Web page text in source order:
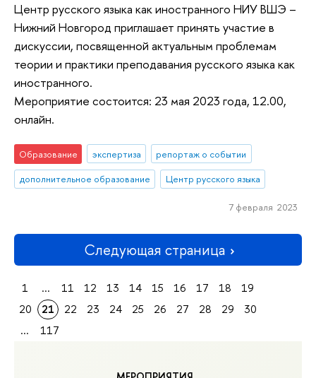
Центр русского языка как иностранного НИУ ВШЭ –
Нижний Новгород приглашает принять участие в
дискуссии, посвященной актуальным проблемам
теории и практики преподавания русского языка как
иностранного.
Мероприятие состоится: 23 мая 2023 года, 12.00,
онлайн.
Образование экспертиза
репортаж о событии
дополнительное образование
Центр русского языка
7 февраля 2023
Следующая страница
1 ... 11 12 13 14 15 16 17 18
19
20
21 22 23 24 25 26 27 28 29
30
...
117